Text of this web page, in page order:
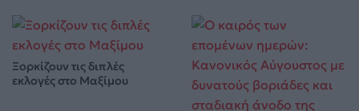
Ξορκίζουν τις διπλές
εκλογές στο Μαξίμου